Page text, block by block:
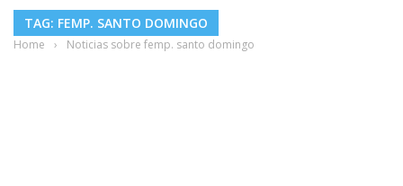
TAG: FEMP. SANTO DOMINGO
Home › Noticias sobre femp. santo domingo